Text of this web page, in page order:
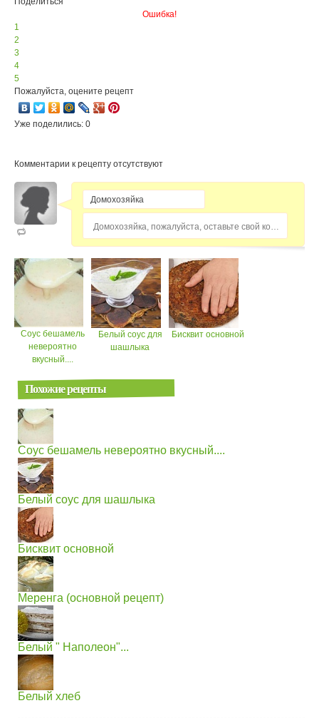
Ошибка!
1
2
3
4
5
Пожалуйста, оцените рецепт
Уже поделились: 0
Комментарии к рецепту отсутствуют
Домохозяйка, пожалуйста, оставьте свой комментарий...
Соус бешамель
невероятно
вкусный....
Белый соус для
шашлыка
Бисквит основной
Похожие рецепты
Соус бешамель невероятно вкусный....
Белый соус для шашлыка
Бисквит основной
Меренга (основной рецепт)
Белый " Наполеон"...
Белый хлеб